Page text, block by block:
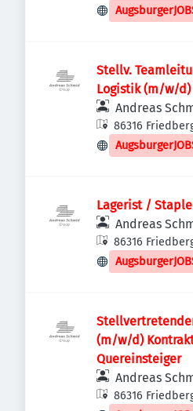
Deutschland
Stellv.
Logistik (m/w/d)
Andreas
86316
Deutschland
Lagerist /
Andreas
86316
Deutschland
(m/w/d)
Quereinsteiger
Andreas
86316